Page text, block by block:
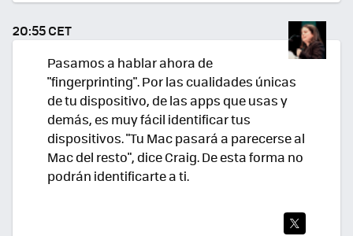
TEA
R
20:55 CET
Pasamos a hablar ahora de
"fingerprinting". Por las cualidades únicas
de tu dispositivo, de las apps que usas y
demás, es muy fácil identificar tus
dispositivos. "Tu Mac pasará a parecerse al
Mac del resto", dice Craig. De esta forma no
podrán identificarte a ti.